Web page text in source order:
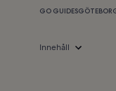
GO GUIDES
Innehåll